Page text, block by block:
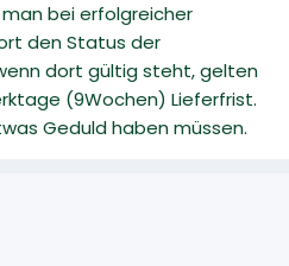
bei erfolgreicher
den Status der
dort gültig steht, gelten
(9Wochen) Lieferfrist.
Geduld haben müssen.